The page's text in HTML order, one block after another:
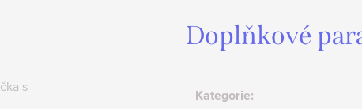
s
Doplňkové
Kategorie: